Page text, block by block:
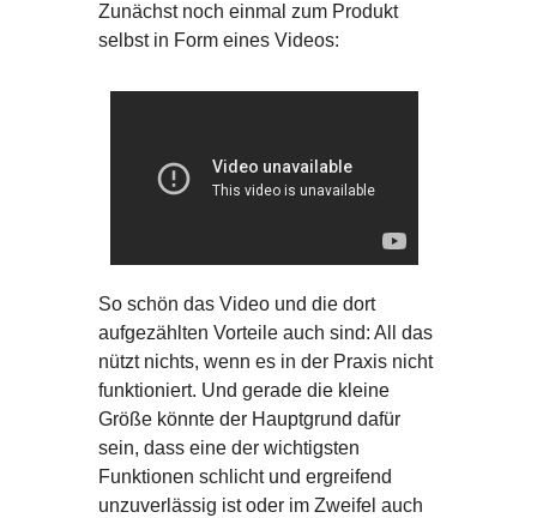
Zunächst noch einmal zum Produkt
selbst in Form eines Videos:
So schön das Video und die dort
aufgezählten Vorteile auch sind: All das
nützt nichts, wenn es in der Praxis nicht
funktioniert. Und gerade die kleine
Größe könnte der Hauptgrund dafür
sein, dass eine der wichtigsten
Funktionen schlicht und ergreifend
unzuverlässig ist oder im Zweifel auch